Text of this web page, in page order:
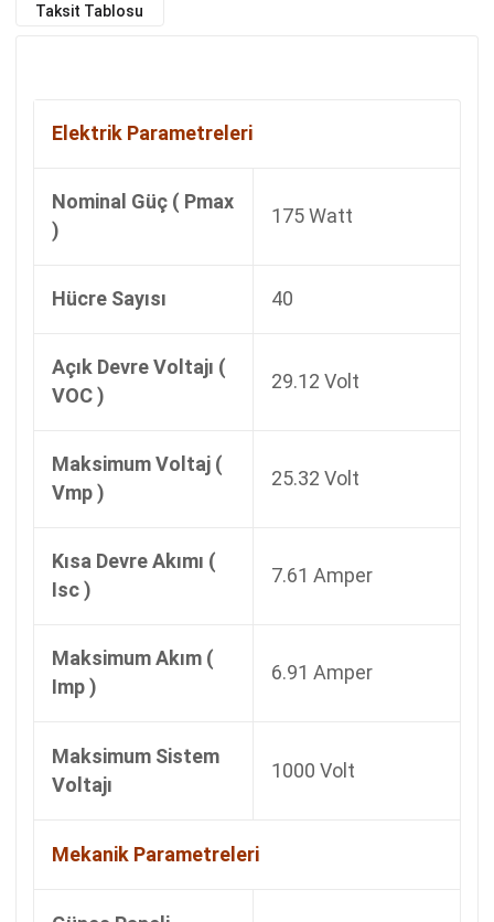
Taksit Tablosu
Elektrik Parametreleri
Nominal Güç ( Pmax
)
175 Watt
Hücre Sayısı 40
Açık Devre Voltajı (
VOC )
29.12 Volt
Maksimum Voltaj (
Vmp )
25.32 Volt
Kısa Devre Akımı (
Isc )
7.61 Amper
Maksimum Akım (
Imp )
6.91 Amper
Maksimum Sistem
Voltajı
1000 Volt
Mekanik Parametreleri